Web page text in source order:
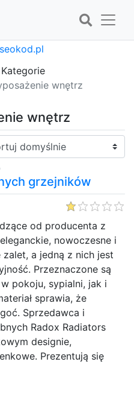
Kategorie
wnętrz
wnętrz
grzejników
od producenta z
nowoczesne i
a jedną z nich jest
Przeznaczone są
pokoju, sypialni, jak i
sprawia, że
Sprzedawca i
Radox Radiators
designie,
Prezentują się